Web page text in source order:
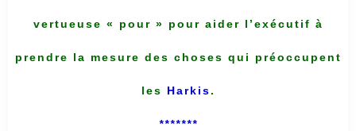
vertueuse « pour » pour aider l’exécutif à
prendre la mesure des choses qui préoccupent
les Harkis.
*******